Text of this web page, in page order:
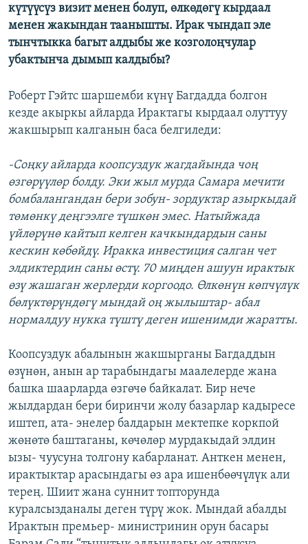
күтүүсүз визит менен болуп, өлкөдөгү кырдаал
менен жакындан таанышты. Ирак чындап эле
тынчтыкка багыт алдыбы же козголоңчулар
убактынча дымып калдыбы?
Роберт Гэйтс шаршемби күнү Багдадда болгон
кезде акыркы айларда Ирактагы кырдаал олуттуу
жакшырып калганын баса белгиледи:
-Соңку айларда коопсуздук жагдайында чоң
өзгөрүүлөр болду. Эки жыл мурда Самара мечити
бомбалангандан бери зобун- зордуктар азыркыдай
төмөнкү деңгээлге түшкөн эмес. Натыйжада
үйлөрүнө кайтып келген качкындардын саны
кескин көбөйдү. Иракка инвестиция салган чет
элдиктердин саны өстү. 70 миңден ашуун ирактык
өзү жашаган жерлерди коргоодо. Өлкөнүн көпчүлүк
бөлүктөрүндөгү мындай оң жылыштар- абал
нормалдуу нукка түштү деген ишенимди жаратты.
Коопсуздук абалынын жакшырганы Багдаддын
өзүнөн, анын ар тарабындагы маалелерде жана
башка шаарларда өзгөчө байкалат. Бир нече
жылдардан бери биринчи жолу базарлар кадыресе
иштеп, ата- энелер балдарын мектепке коркпой
жөнөтө баштаганы, көчөлөр мурдакыдай элдин
ызы- чуусуна толгону кабарланат. Анткен менен,
ирактыктар арасындагы өз ара ишенбөөчүлүк али
терең. Шиит жана суннит топторунда
куралсызданалы деген түрү жок. Мындай абалды
Ирактын премьер- министринин орун басары